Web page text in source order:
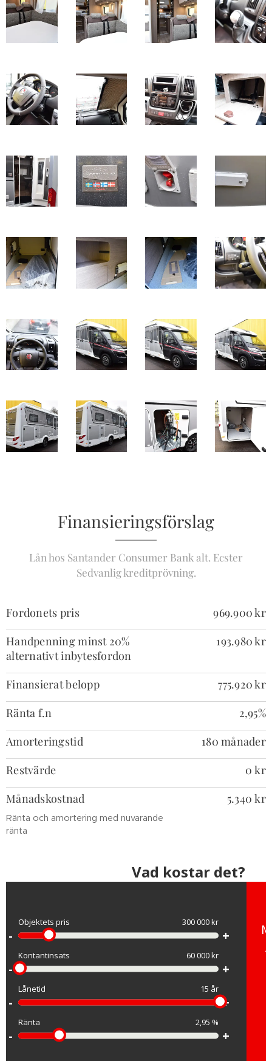
Finansieringsförslag
Lån hos Santander Consumer Bank alt. Ecster
Sedvanlig kreditprövning.
Fordonets pris
969.900 kr
Handpenning minst 20%
alternativt inbytesfordon
193.980 kr
Finansierat belopp
775.920 kr
Ränta f.n
2,95%
Amorteringstid
180 månader
Restvärde
0 kr
Månadskostnad
Ränta och amortering med nuvarande
ränta
5.340 kr